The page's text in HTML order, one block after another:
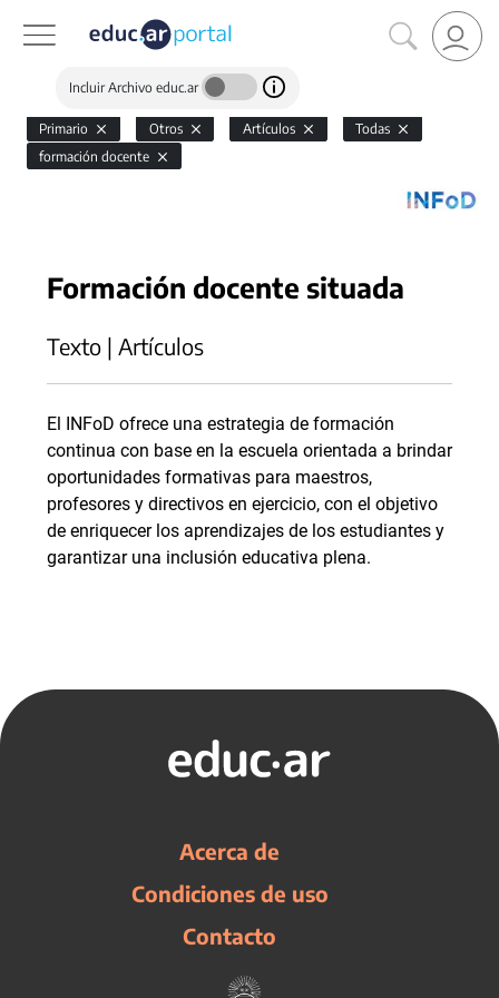
Incluir Archivo educ.ar
Primario Otros Artículos
Todas
formación docente
Formación docente situada
Texto | Artículos
El INFoD ofrece una estrategia de formación
continua con base en la escuela orientada a brindar
oportunidades formativas para maestros,
profesores y directivos en ejercicio, con el objetivo
de enriquecer los aprendizajes de los estudiantes y
garantizar una inclusión educativa plena.
Acerca de
Condiciones de uso
Contacto